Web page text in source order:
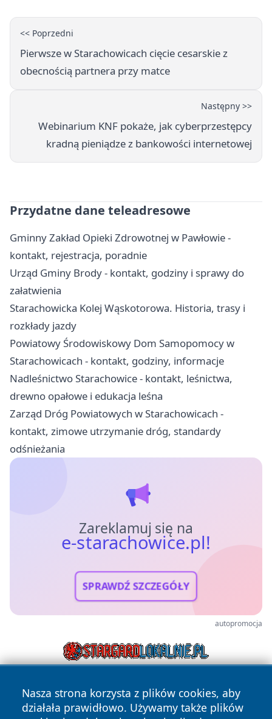
<< Poprzedni
Pierwsze w Starachowicach cięcie cesarskie z
obecnością partnera przy matce
Następny >>
Webinarium KNF pokaże, jak cyberprzestępcy
kradną pieniądze z bankowości internetowej
Przydatne dane teleadresowe
Gminny Zakład Opieki Zdrowotnej w Pawłowie -
kontakt, rejestracja, poradnie
Urząd Gminy Brody - kontakt, godziny i sprawy do
załatwienia
Starachowicka Kolej Wąskotorowa. Historia, trasy i
rozkłady jazdy
Powiatowy Środowiskowy Dom Samopomocy w
Starachowicach - kontakt, godziny, informacje
Nadleśnictwo Starachowice - kontakt, leśnictwa,
drewno opałowe i edukacja leśna
Zarząd Dróg Powiatowych w Starachowicach -
kontakt, zimowe utrzymanie dróg, standardy
odśnieżania
Zareklamuj się na
e-starachowice.pl!
SPRAWDŹ SZCZEGÓŁY
autopromocja
Nasza strona korzysta z plików cookies, aby
działała prawidłowo. Używamy także plików